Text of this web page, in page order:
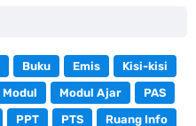
Buku Emis
Kisi-kisi
Modul Modul Ajar
PAS
PPT PTS
Ruang Info